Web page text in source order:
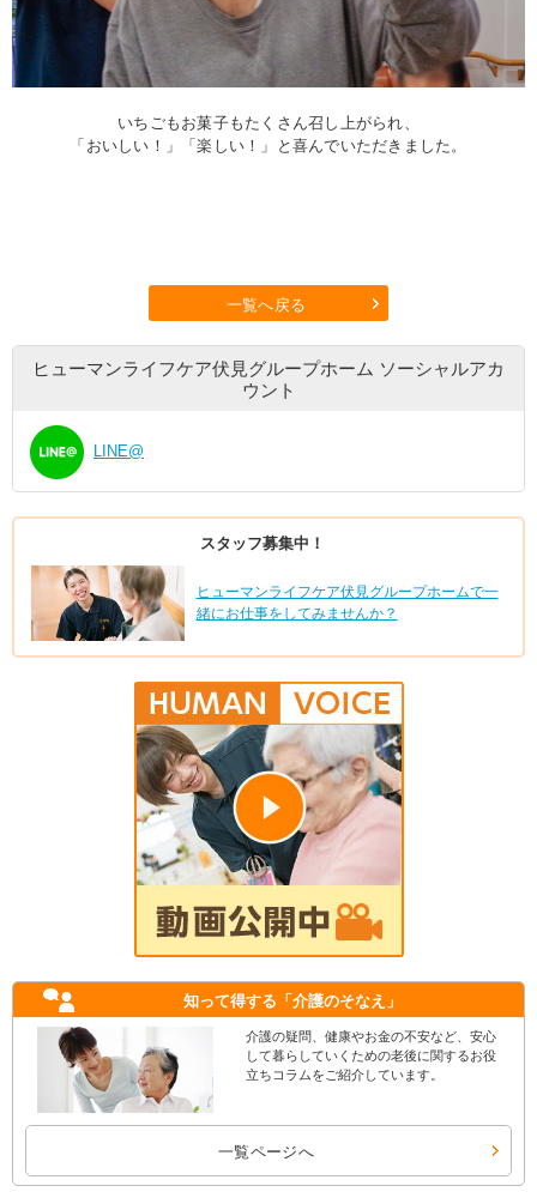
いちごもお菓子もたくさん召し上がられ、
「おいしい！」「楽しい！」と喜んでいただきました。
一覧へ戻る
ヒューマンライフケア伏見グループホーム ソーシャルアカ
ウント
LINE@
スタッフ募集中！
ヒューマンライフケア伏見グループホームで一
緒にお仕事をしてみませんか？
知って得する 「介護のそなえ」
介護の疑問、健康やお金の不安など、安心
して暮らしていくための老後に関するお役
立ちコラムをご紹介しています。
一覧ページへ